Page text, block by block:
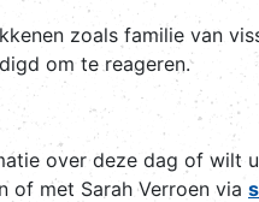
zoals familie van
om te reageren.
over deze dag of wilt
of met Sarah Verroen via